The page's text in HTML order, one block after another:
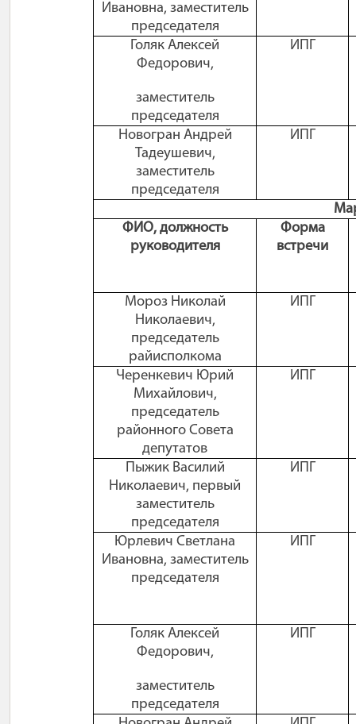
Ивановна, заместитель
председателя
Голяк Алексей
Федорович,
заместитель
председателя
ИПГ
Новогран Андрей
Тадеушевич,
заместитель
председателя
ИПГ
ФИО, должность
руководителя
Форма
встречи
Мороз Николай
Николаевич,
председатель
райисполкома
ИПГ
Черенкевич Юрий
Михайлович,
председатель
районного Совета
депутатов
ИПГ
Пыжик Василий
Николаевич, первый
заместитель
председателя
ИПГ
Юрлевич Светлана
Ивановна, заместитель
председателя
ИПГ
Голяк Алексей
Федорович,
заместитель
председателя
ИПГ